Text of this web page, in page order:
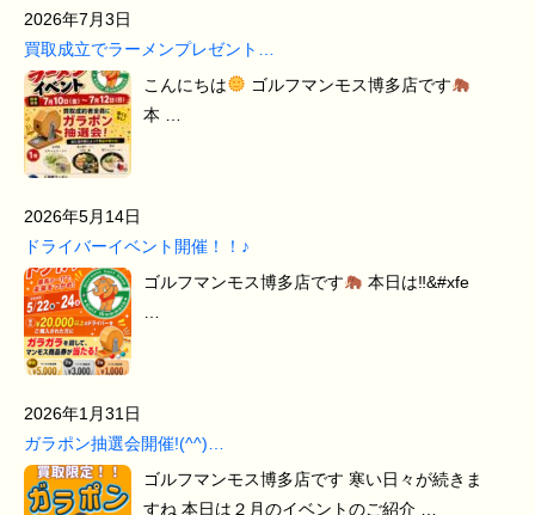
2026年7月3日
買取成立でラーメンプレゼント…
こんにちは
ゴルフマンモス博多店です
本 …
2026年5月14日
ドライバーイベント開催！！♪
ゴルフマンモス博多店です
本日は‼&#xfe
2026年1月31日
ガラポン抽選会開催!(^^)…
ゴルフマンモス博多店です 寒い日々が続きま
すね 本日は２月のイベントのご紹介 …